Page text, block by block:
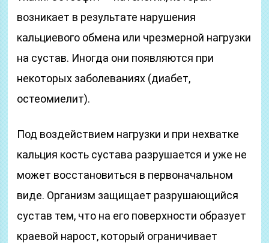
возникает в результате нарушения
кальциевого обмена или чрезмерной нагрузки
на сустав. Иногда они появляются при
некоторых заболеваниях (диабет,
остеомиелит).
Под воздействием нагрузки и при нехватке
кальция кость сустава разрушается и уже не
может восстановиться в первоначальном
виде. Организм защищает разрушающийся
сустав тем, что на его поверхности образует
краевой нарост, который ограничивает